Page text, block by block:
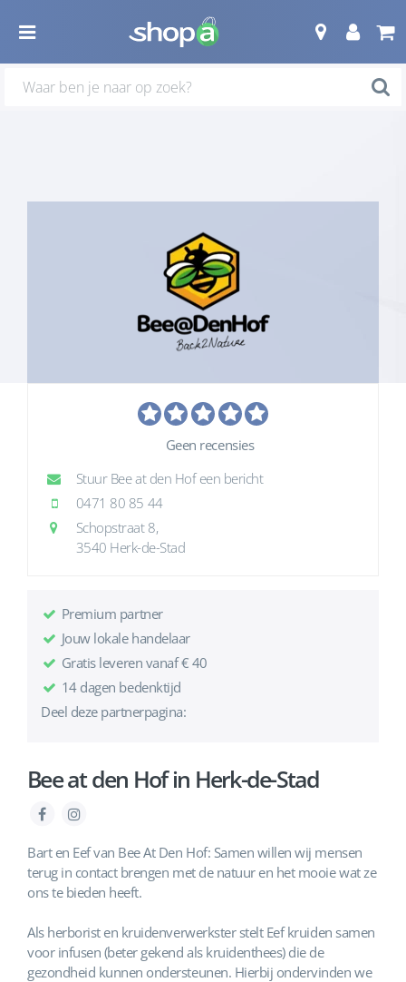
Geen recensies
Stuur Bee at den Hof een bericht
0471 80 85 44
Schopstraat 8,
3540 Herk-de-Stad
Premium partner
Jouw lokale handelaar
Gratis leveren vanaf € 40
14 dagen bedenktijd
Deel deze partnerpagina:
Bee at den Hof in Herk-de-Stad
Bart en Eef van Bee At Den Hof: Samen willen wij mensen
terug in contact brengen met de natuur en het mooie wat ze
ons te bieden heeft.
Als herborist en kruidenverwerkster stelt Eef kruiden samen
voor infusen (beter gekend als kruidenthees) die de
gezondheid kunnen ondersteunen. Hierbij ondervinden we